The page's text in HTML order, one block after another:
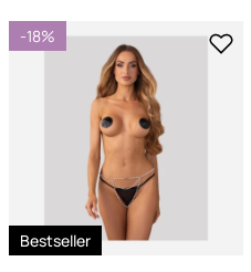
-18%
Bestseller